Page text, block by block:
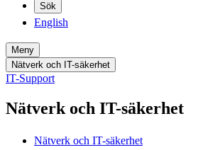
Sök
English
Meny
Nätverk och IT-säkerhet
IT-Support
Nätverk och IT-säkerhet
Nätverk och IT-säkerhet